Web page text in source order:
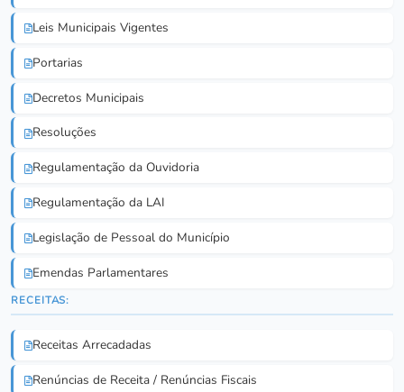
Leis Municipais Vigentes
Portarias
Decretos Municipais
Resoluções
Regulamentação da Ouvidoria
Regulamentação da LAI
Legislação de Pessoal do Município
Emendas Parlamentares
RECEITAS:
Receitas Arrecadadas
Renúncias de Receita / Renúncias Fiscais